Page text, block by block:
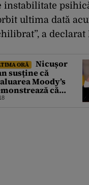
instabilitate
ultima dată
a declarat
ORĂ
Nicușor
susține că
Moody’s
că
a făcut pașii